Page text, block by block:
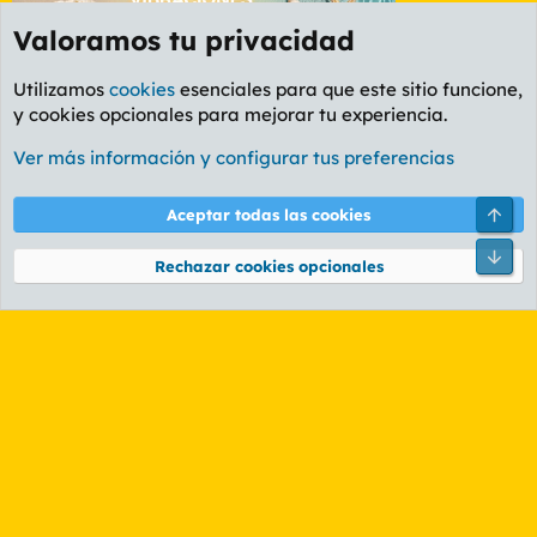
Foro General
Cookies
PL OLDSTYLE AMARILLO
Términos y reglas Política de privacidad Ayuda
Community platform by XenForo® © 2010-2026 XenForo Ltd.
Valoramos tu privacidad
Utilizamos cookies esenciales para que este sitio funcione,
y cookies opcionales para mejorar tu experiencia.
Ver más información y configurar tus preferencias
Aceptar todas las cookies
Rechazar cookies opcionales
Pie